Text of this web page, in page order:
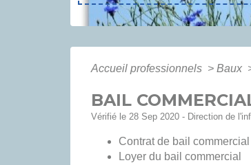
Accueil professionnels > Baux
BAIL
Vérifié le 28 Sep 2020 - Direction de
Contrat de bail commercial
Loyer du bail commercial